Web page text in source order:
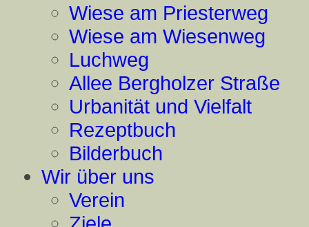
Wiese am Priesterweg
Wiese am Wiesenweg
Luchweg
Allee Bergholzer Straße
Urbanität und Vielfalt
Rezeptbuch
Bilderbuch
Wir über uns
Verein